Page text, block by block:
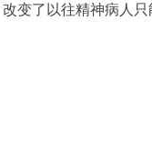
变了以往精神病人